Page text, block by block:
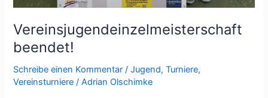
Vereinsjugendeinzelmeisterschaft
beendet!
Schreibe einen Kommentar /Jugend,Turniere,
Vereinsturniere /Adrian Olschimke